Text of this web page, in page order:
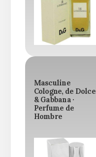
Masculine
Cologne, de Dolce
& Gabbana ·
Perfume de
Hombre